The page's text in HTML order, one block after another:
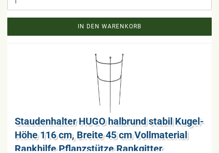
IN DEN WARENKORB
Stau­den­hal­ter HUGO halb­rund sta­bil Ku­gel­
Hö­he 116 cm, Brei­te 45 cm Voll­ma­te­ri­al
Rank­hil­fe Pflanz­stüt­ze Rank­git­ter